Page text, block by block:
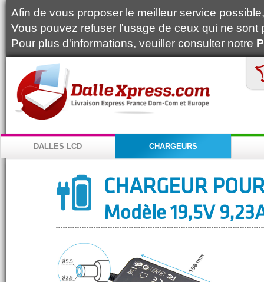
Afin de vous proposer le meilleur service
Vous pouvez refuser l'usage de ceux qui ne
Pour plus d'informations, veuiller consulter notre
DALLES LCD CHARGEURS
CHARGEUR
Modèle 19,5V